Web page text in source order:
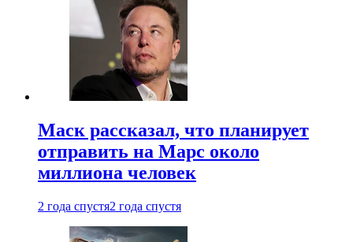
Маск рассказал, что планирует
отправить на Марс около
миллиона человек
2 года спустя2 года спустя